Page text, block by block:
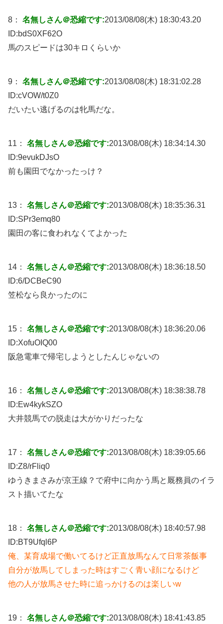
8： 名無しさん＠恐縮です:2013/08/08(木) 18:30:43.20
ID:bdS0XF62O
馬のスピードは30キロくらいか
9： 名無しさん＠恐縮です:2013/08/08(木) 18:31:02.28
ID:cVOW/t0Z0
だいたい逃げるのは牝馬だな。
11： 名無しさん＠恐縮です:2013/08/08(木) 18:34:14.30
ID:9evukDJsO
前も園田でなかったっけ？
13： 名無しさん＠恐縮です:2013/08/08(木) 18:35:36.31
ID:SPr3emq80
園田の客に食われなくてよかった
14： 名無しさん＠恐縮です:2013/08/08(木) 18:36:18.50
ID:6/DCBeC90
笠松なら良かったのに
15： 名無しさん＠恐縮です:2013/08/08(木) 18:36:20.06
ID:XofuOIQ00
阪急電車で帰宅しようとしたんじゃないの
16： 名無しさん＠恐縮です:2013/08/08(木) 18:38:38.78
ID:Ew4kykSZO
大井競馬での脱走は大がかりだったな
17： 名無しさん＠恐縮です:2013/08/08(木) 18:39:05.66
ID:Z8/rFliq0
ゆうきまさみが京王線？で府中に向かう馬と厩務員のイラ
スト描いてたな
18： 名無しさん＠恐縮です:2013/08/08(木) 18:40:57.98
ID:BT9Ufql6P
俺、某育成場で働いてるけど正直放馬なんて日常茶飯事
自分が放馬してしまった時はすごく青い顔になるけど
他の人が放馬させた時に追っかけるのは楽しいw
19： 名無しさん＠恐縮です:2013/08/08(木) 18:41:43.85